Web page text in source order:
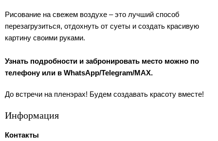
Рисование на свежем воздухе – это лучший способ
перезагрузиться, отдохнуть от суеты и создать красивую
картину своими руками.
Узнать подробности и забронировать место можно по
телефону или в WhatsApp/Telegram/МАХ.
До встречи на пленэрах! Будем создавать красоту вместе!
Информация
Контакты